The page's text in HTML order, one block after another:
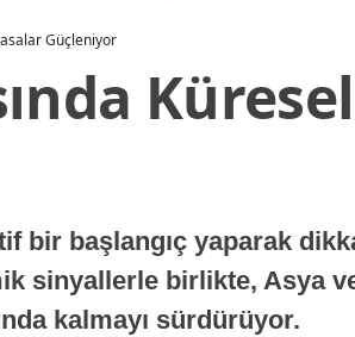
Güçleniyor
bir başlangıç yaparak
sinyallerle birlikte, Asya
kalmayı sürdürüyor.